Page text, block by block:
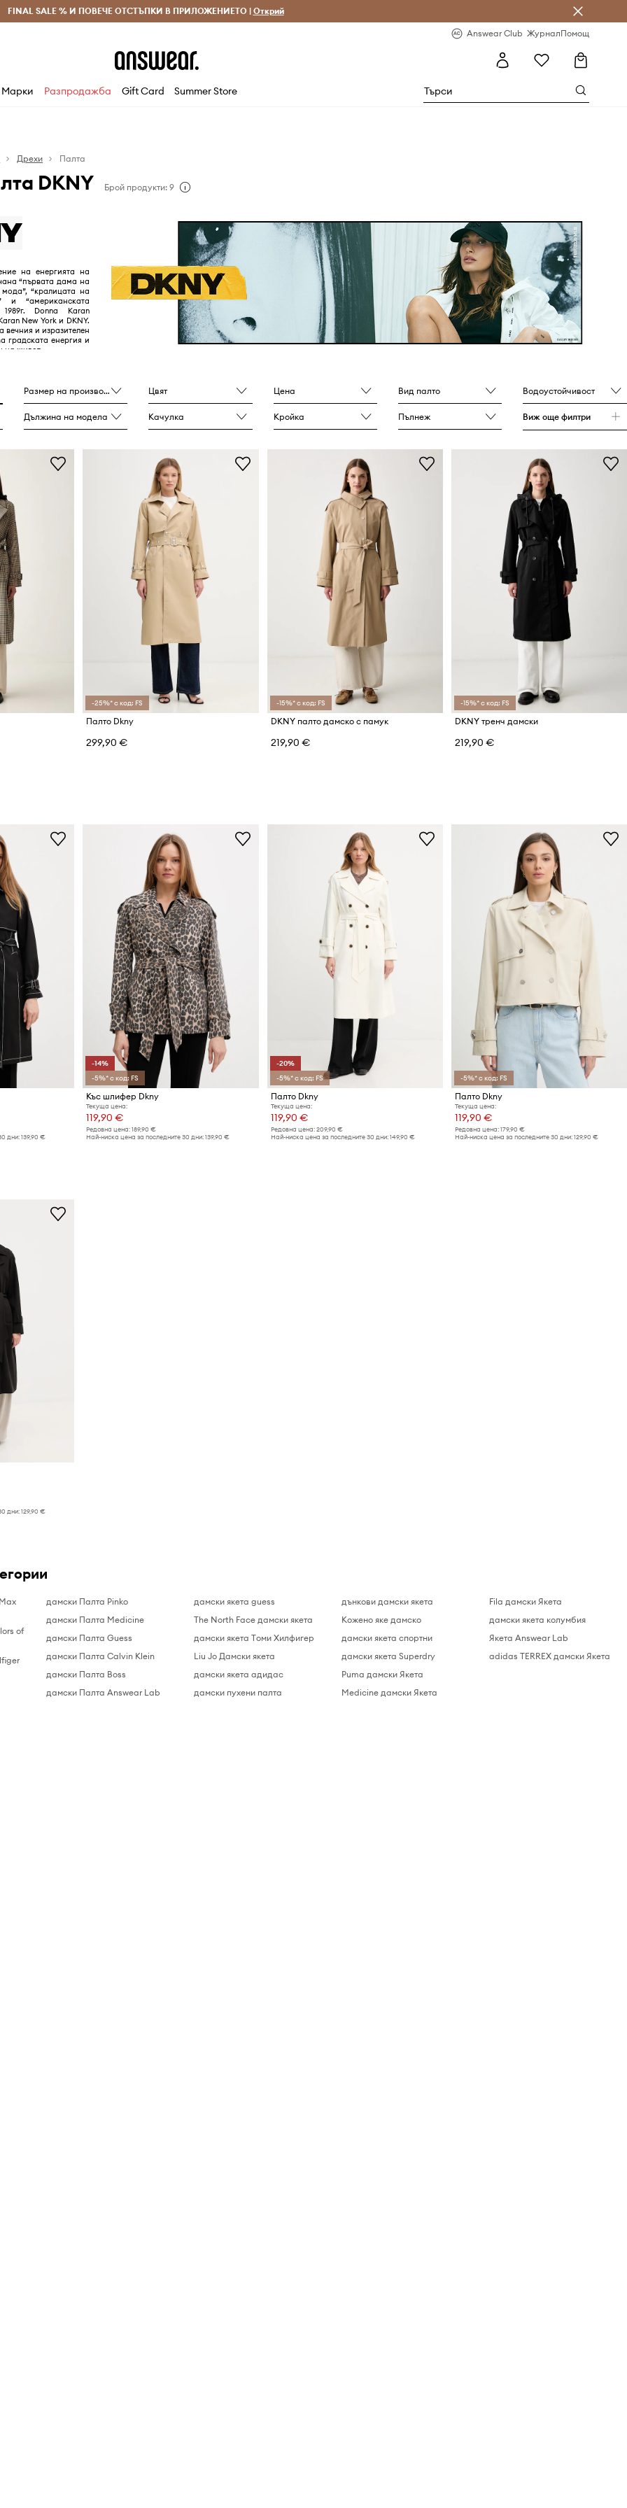
и връщане за поръчки над 70 EUR Доставка 1-5 дни
FINAL SALE % И ПОВЕЧЕ ОТСТЪПКИ В ПРИЛОЖЕНИЕТО | Открий
Answear Club ЖурналПомощ
Марки Разпродажба Gift Card Summer Store
Дрехи Палта
DKNY Брой продукти: 9
на енергията на
“първата дама на
“кралицата на
и “американската
Donna Karan
New York и DKNY.
вечния и изразителен
градската енергия и
на живот.
Размер на производителя Цвят Цена Вид палто Водоустойчивост
Дължина на модела Качулка Кройка Пълнеж Виж още филтри
-25%* с код: FS
Палто Dkny
299,90 €
-15%* с код: FS
DKNY палто дамско с памук
219,90 €
-15%* с код: FS
DKNY тренч дамски
219,90 €
дни: 139,90 €
-14%
-5%* с код: FS
Къс шлифер Dkny
Текуща цена:
119,90 €
Редовна цена: 189,90 €
Най-ниска цена за последните 30 дни: 139,90 €
-20%
-5%* с код: FS
Палто Dkny
Текуща цена:
119,90 €
Редовна цена: 209,90 €
Най-ниска цена за последните 30 дни: 149,90 €
-5%* с код: FS
Палто Dkny
Текуща цена:
119,90 €
Редовна цена: 179,90 €
Най-ниска цена за последните 30 дни: 129,90 €
дни: 129,90 €
of
дамски Палта Pinko
дамски Палта Medicine
дамски Палта Guess
дамски Палта Calvin Klein
дамски Палта Boss
дамски Палта Answear Lab
дамски якета guess
The North Face дамски якета
дамски якета Tоми Хилфигер
Liu Jo Дамски якета
дамски якета адидас
дамски пухени палта
дънкови дамски якета
Кожено яке дамско
дамски якета спортни
дамски якета Superdry
Puma дамски Якета
Medicine дамски Якета
Fila дамски Якета
дамски якета колумбия
Якета Answear Lab
adidas TERREX дамски Якета